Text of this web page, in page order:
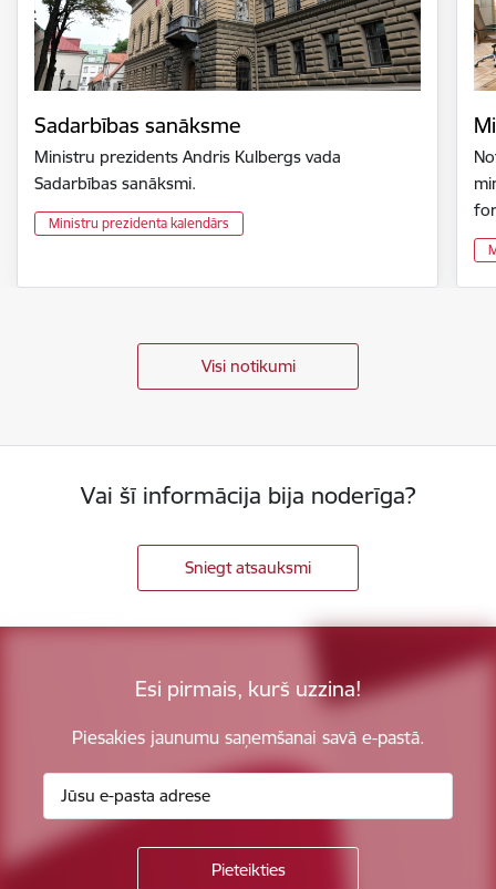
Sadarbības sanāksme
Ministru prezidents Andris Kulbergs vada
Sadarbības sanāksmi.
Ministru prezidenta kalendārs
Visi notikumi
Vai šī informācija bija noderīga?
Sniegt atsauksmi
Esi pirmais, kurš uzzina!
Piesakies jaunumu saņemšanai savā e-pastā.